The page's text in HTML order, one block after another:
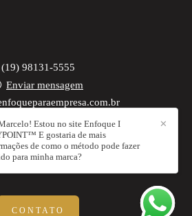
(19) 98131-5555
Enviar mensagem
1487 - São Dimas
Piracicaba / SP
CONTATO
✕
Estou no site Enfoque I
E gostaria de mais
de como o método pode fazer
para minha marca?